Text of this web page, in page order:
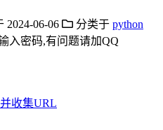
2024-06-06 分类于 python
入密码,有问题请加QQ
收集URL